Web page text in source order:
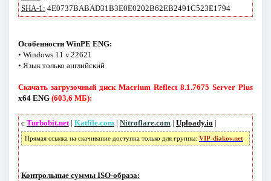
SHA-1: 4E0737BABAD31B3E0E0202B62EB2491C523E1794
Особенности WinPE ENG:
• Windows 11 v.22621
• Язык только английский
Скачать загрузочный диск Macrium Reflect 8.1.7675 Server Plus
x64 ENG(603,6 МБ):
с Turbobit.net| Katfile.com| Nitroflare.com| Uploady.io |
Прямая ссылка на скачивание доступна только для группы: VIP-diakov.net
Контрольные суммы ISO-образа: